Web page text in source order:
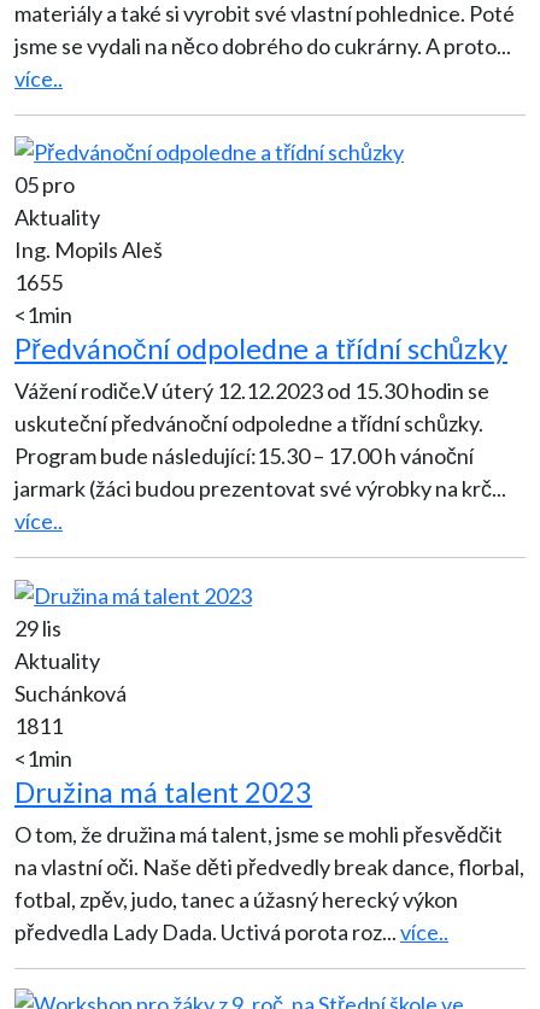
materiály a také si vyrobit své vlastní pohlednice. Poté
jsme se vydali na něco dobrého do cukrárny. A proto...
více..
05 pro
Aktuality
Ing. Mopils Aleš
1655
<1min
Předvánoční odpoledne a třídní schůzky
Vážení rodiče.V úterý 12.12.2023 od 15.30 hodin se
uskuteční předvánoční odpoledne a třídní schůzky.
Program bude následující:15.30 – 17.00 h vánoční
jarmark (žáci budou prezentovat své výrobky na krč...
více..
29 lis
Aktuality
Suchánková
1811
<1min
Družina má talent 2023
O tom, že družina má talent, jsme se mohli přesvědčit
na vlastní oči. Naše děti předvedly break dance, florbal,
fotbal, zpěv, judo, tanec a úžasný herecký výkon
předvedla Lady Dada. Uctivá porota roz...více..